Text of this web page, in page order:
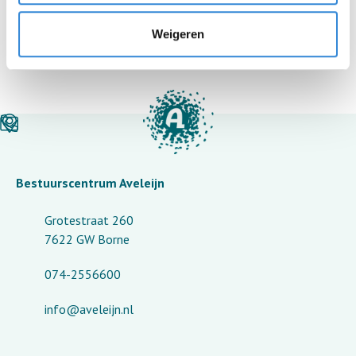
Weigeren
Bestuurscentrum Aveleijn
Grotestraat 260
7622 GW Borne
074-2556600
info@aveleijn.nl